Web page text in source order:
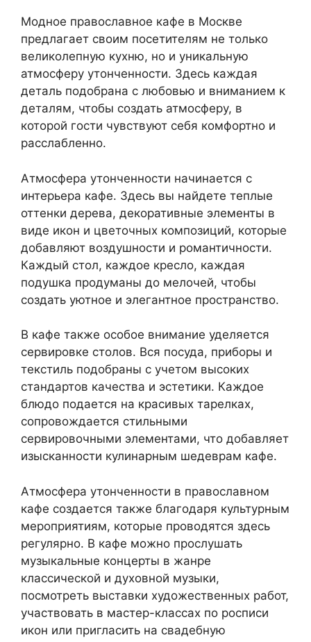
Модное православное кафе в Москве
предлагает своим посетителям не только
великолепную кухню, но и уникальную
атмосферу утонченности. Здесь каждая
деталь подобрана с любовью и вниманием к
деталям, чтобы создать атмосферу, в
которой гости чувствуют себя комфортно и
расслабленно.
Атмосфера утонченности начинается с
интерьера кафе. Здесь вы найдете теплые
оттенки дерева, декоративные элементы в
виде икон и цветочных композиций, которые
добавляют воздушности и романтичности.
Каждый стол, каждое кресло, каждая
подушка продуманы до мелочей, чтобы
создать уютное и элегантное пространство.
В кафе также особое внимание уделяется
сервировке столов. Вся посуда, приборы и
текстиль подобраны с учетом высоких
стандартов качества и эстетики. Каждое
блюдо подается на красивых тарелках,
сопровождается стильными
сервировочными элементами, что добавляет
изысканности кулинарным шедеврам кафе.
Атмосфера утонченности в православном
кафе создается также благодаря культурным
мероприятиям, которые проводятся здесь
регулярно. В кафе можно прослушать
музыкальные концерты в жанре
классической и духовной музыки,
посмотреть выставки художественных работ,
участвовать в мастер-классах по росписи
икон или пригласить на свадебную